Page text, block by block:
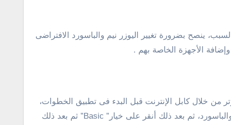
ينصح بضرورة تغيير اليوزر نيم والباسورد الافتراضى
الأجهزة الخاصة بهم .
من خلال كابل الإنترنت قبل البدء فى تطبيق الخطوات،
ثم بعد ذلك سجل دخول إلى صفحة إعدادات الراوتر بكتابة ip الراوتر فى شريط العنوان بالمتصفح وإدخال اليوزر نيم والباسورد، ثم بعد ذلك أنقر على خيار” Basic” ثم بعد ذلك